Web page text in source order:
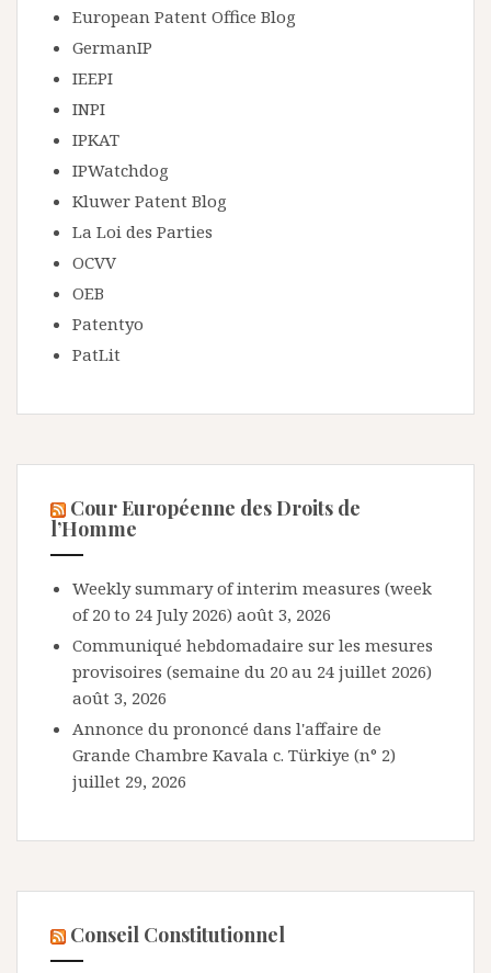
European Patent Office Blog
GermanIP
IEEPI
INPI
IPKAT
IPWatchdog
Kluwer Patent Blog
La Loi des Parties
OCVV
OEB
Patentyo
PatLit
Cour Européenne des Droits de
l’Homme
Weekly summary of interim measures (week
of 20 to 24 July 2026) août 3, 2026
Communiqué hebdomadaire sur les mesures
provisoires (semaine du 20 au 24 juillet 2026)
août 3, 2026
Annonce du prononcé dans l'affaire de
Grande Chambre Kavala c. Türkiye (n° 2)
juillet 29, 2026
Conseil Constitutionnel